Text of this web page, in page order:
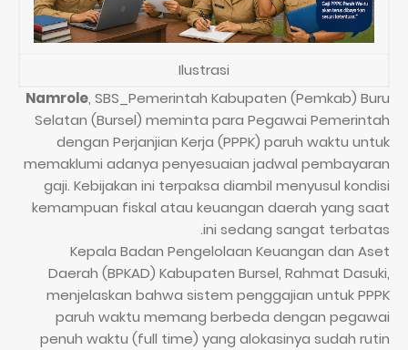
Ilustrasi
Namrole, SBS_Pemerintah Kabupaten (Pemkab) Buru
Selatan (Bursel) meminta para Pegawai Pemerintah
dengan Perjanjian Kerja (PPPK) paruh waktu untuk
memaklumi adanya penyesuaian jadwal pembayaran
gaji. Kebijakan ini terpaksa diambil menyusul kondisi
kemampuan fiskal atau keuangan daerah yang saat
ini sedang sangat terbatas.
Kepala Badan Pengelolaan Keuangan dan Aset
Daerah (BPKAD) Kabupaten Bursel, Rahmat Dasuki,
menjelaskan bahwa sistem penggajian untuk PPPK
paruh waktu memang berbeda dengan pegawai
penuh waktu (full time) yang alokasinya sudah rutin